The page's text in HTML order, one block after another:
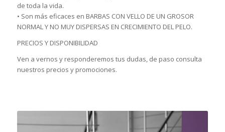
de toda la vida.
• Son más eficaces en BARBAS CON VELLO DE UN GROSOR
NORMAL Y NO MUY DISPERSAS EN CRECIMIENTO DEL PELO.
PRECIOS Y DISPONIBILIDAD
Ven a vernos y responderemos tus dudas, de paso consulta
nuestros precios y promociones.